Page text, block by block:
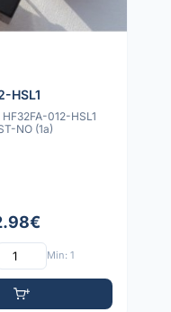
HSL1
012-HSL1
NO (1a)
Min: 1